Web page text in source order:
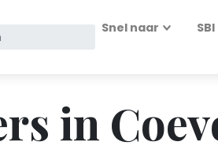
Snel naar SBI
in